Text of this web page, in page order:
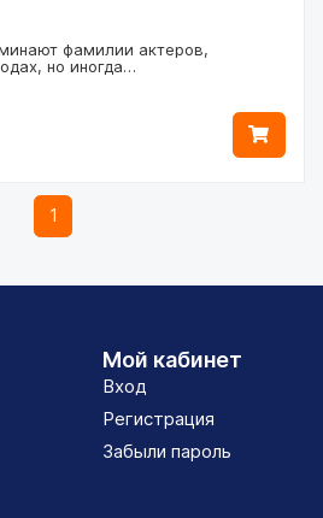
фамилии актеров,
но иногда…
1
Мой кабинет
Вход
Регистрация
Забыли пароль